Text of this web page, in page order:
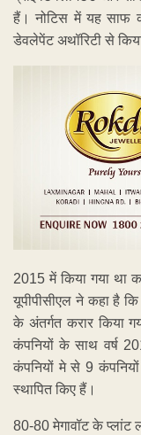
हैं। नोटिस में यह साफ
डेवलेपेंट अथॉरिटी से
2015 में किया गया था
यूपीपीसीएल ने कहा है
के अंतर्गत करार किया
कंपनियों के साथ वर्ष
कंपनियों मे से 9 कंपनियों
स्थापित किए हैं।
80-80 मेगावॉट के प्लांट